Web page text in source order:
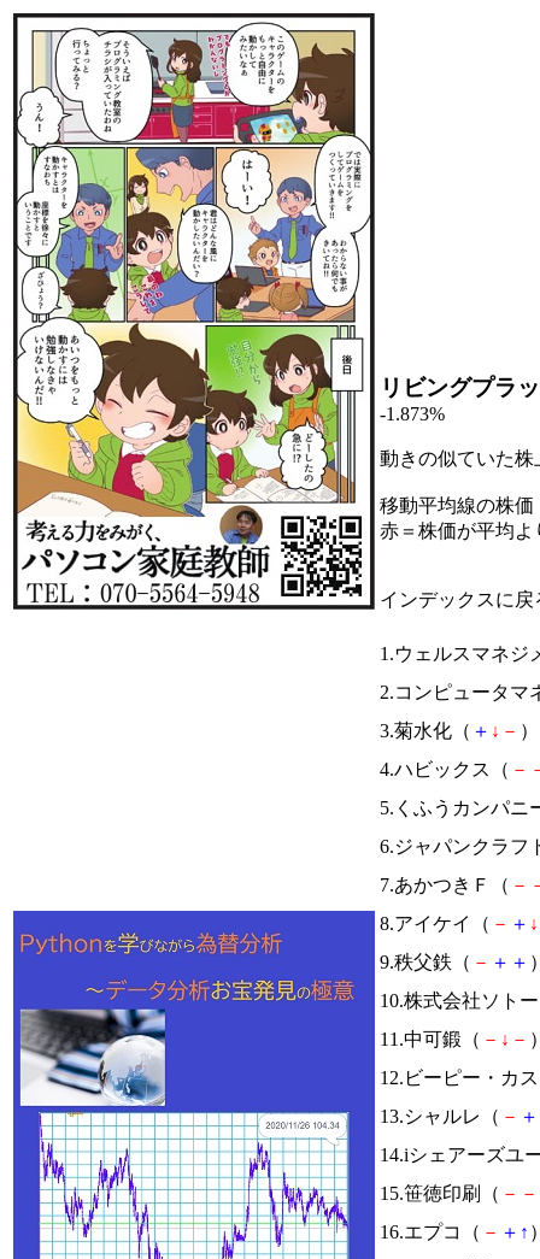
リビングプラ
-1.873%
動きの似ていた
移動平均線の株価
赤＝株価が平均
インデックスに戻
1.ウェルスマネジ
2.コンピュータマ
3.菊水化（ ＋ ↓ －
4.ハビックス（ －
5.くふうカンパニ
6.ジャパンクラフ
7.あかつきＦ（ －
8.アイケイ（ － ＋ ↓
9.秩父鉄（ － ＋ ＋
10.株式会社ソト
11.中可鍛（ － ↓ －
12.ビーピー・カ
13.シャルレ（ － ＋
14.iシェアーズユ
15.笹徳印刷（ － －
16.エプコ（ － ＋ ↑